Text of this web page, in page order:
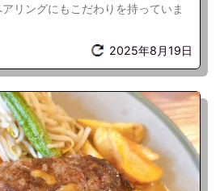
リングにもこだわりを持っていま
2025年8月19日